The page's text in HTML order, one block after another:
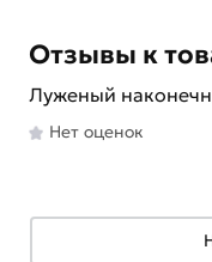
Отзывы к
Луженый
Нет оценок